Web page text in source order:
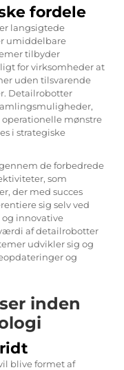
fordele
langsigtede
umiddelbare
tilbyder
for virksomheder at
uden tilsvarende
Detailrobotter
mønstre
i strategiske
de forbedrede
som
der med succes
sig selv ved
innovative
af detailrobotter
udvikler sig og
og
inden
blive formet af